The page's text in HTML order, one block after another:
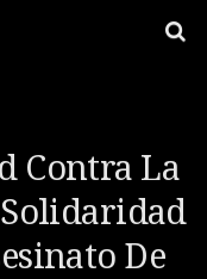
Contra La
De